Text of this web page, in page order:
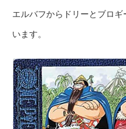
エルバフからドリーとブロ
います。